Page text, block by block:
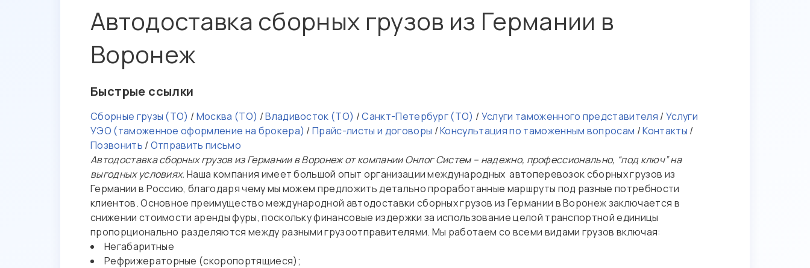
Автодоставка сборных грузов из Германии в
Воронеж
Быстрые ссылки
Сборные грузы (ТО) / Москва (ТО) /Владивосток (ТО) /Санкт-Петербург (ТО) / Услуги таможенного представителя / Услуги
УЭО (таможенное оформление на брокера) / Прайс-листы и договоры /Консультация по таможенным вопросам /Контакты /
Позвонить / Отправить письмо
Автодоставка сборных грузов из Германии в Воронеж от компании Онлог Систем – надежно, профессионально, “под ключ” на
выгодных условиях. Наша компания имеет большой опыт организации международных автоперевозок сборных грузов из
Германии в Россию, благодаря чему мы можем предложить детально проработанные маршруты под разные потребности
клиентов. Основное преимущество международной автодоставки сборных грузов из Германии в Воронеж заключается в
снижении стоимости аренды фуры, поскольку финансовые издержки за использование целой транспортной единицы
пропорционально разделяются между разными грузоотправителями. Мы работаем со всеми видами грузов включая:
Негабаритные
Рефрижераторные (скоропортящиеся);